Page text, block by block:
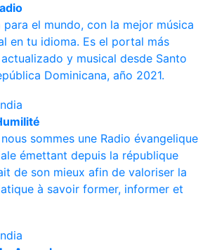
para el mundo, con la mejor música
en tu idioma. Es el portal más
y musical desde Santo
Dominicana, año 2021.
sommes une Radio évangelique
émettant depuis la république
de son mieux afin de valoriser la
à savoir former, informer et